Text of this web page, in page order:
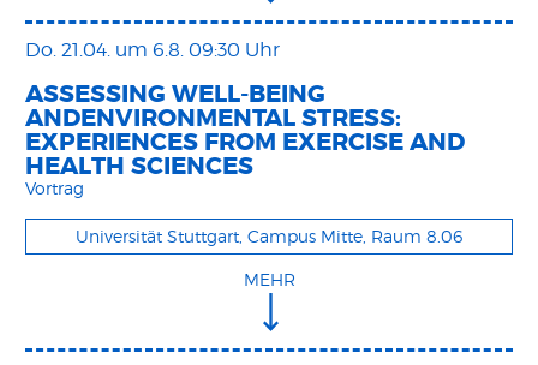
Do. 21.04. um 6.8. 09:30 Uhr
ASSESSING WELL-BEING
ANDENVIRONMENTAL STRESS:
EXPERIENCES FROM EXERCISE AND
HEALTH SCIENCES
Vortrag
Universität Stuttgart, Campus Mitte, Raum 8.06
MEHR